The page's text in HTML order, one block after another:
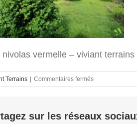
nivolas vermelle – viviant terrains
Terrains Commentaires ferméssur
terrain
–
sur les réseaux